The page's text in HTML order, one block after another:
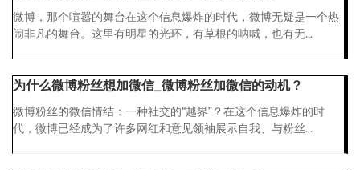
微博，那个喧嚣的舞台在这个信息爆炸的时代，微博无疑是一个热
闹非凡的舞台。这里有明星的光环，有草根的呐喊，也有无...
为什么微博粉丝想加微信_微博粉丝加微信的动机？
微博粉丝的微信情结：一种社交的“越界”？在这个信息爆炸的时
代，微博已经成为了许多网红和意见领袖展示自我、与粉丝...